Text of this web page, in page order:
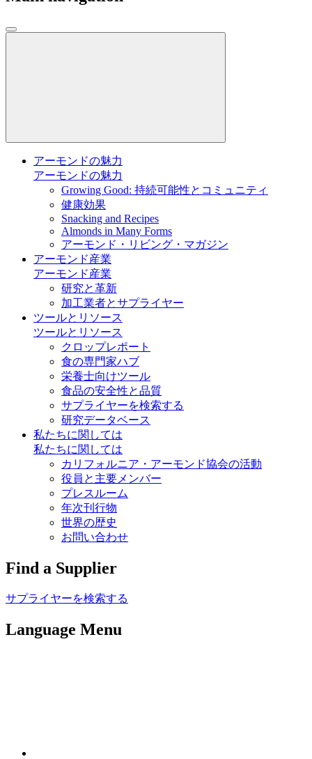
アーモンドの魅力
アーモンドの魅力
Growing Good: 持続可能性とコミュニティ
健康効果
Snacking and Recipes
Almonds in Many Forms
アーモンド・リビング・マガジン
アーモンド産業
アーモンド産業
研究と革新
加工業者とサプライヤー
ツールとリソース
ツールとリソース
クロップレポート
食の専門家ハブ
栄養士向けツール
食品の安全性と品質
サプライヤーを検索する
研究データベース
私たちに関しては
私たちに関しては
カリフォルニア・アーモンド協会の活動
役員と主要メンバー
プレスルーム
年次刊行物
世界の歴史
お問い合わせ
Find a Supplier
サプライヤーを検索する
Language Menu